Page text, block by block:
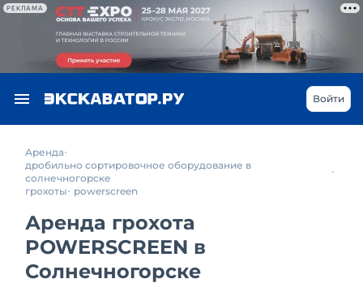
РЕКЛАМА
Войти
Аренда
дробильно сортировочное оборудование в
солнечногорске
грохоты
powerscreen
Аренда грохота
POWERSCREEN в
Солнечногорске